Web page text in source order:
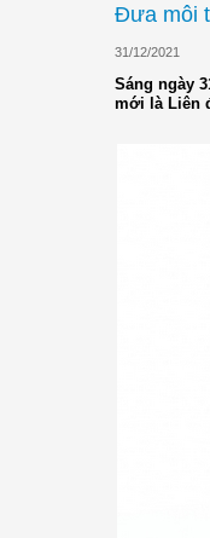
Đưa môi
31/12/2021
Sáng ngày
mới là Liên